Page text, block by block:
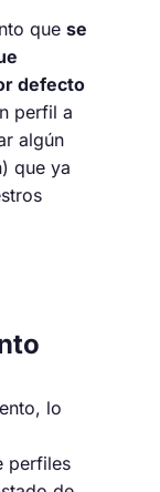
que se
defecto
perfil a
algún
que ya
lo
perfiles